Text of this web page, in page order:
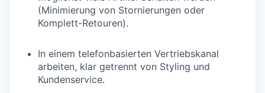
(Minimierung von Stornierungen oder
Komplett-Retouren).
In einem telefonbasierten Vertriebskanal
arbeiten, klar getrennt von Styling und
Kundenservice.